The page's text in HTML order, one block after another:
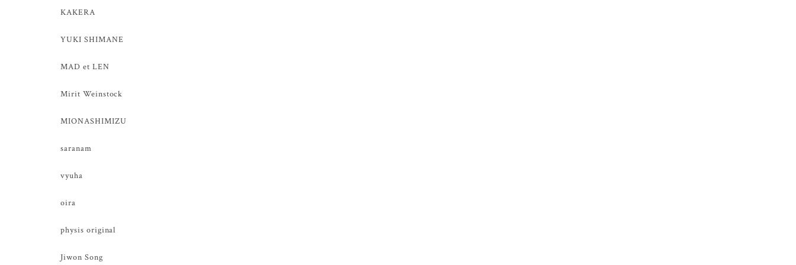
KAKERA
YUKI SHIMANE
MAD et LEN
Mirit Weinstock
MIONASHIMIZU
saranam
vyuha
oira
physis original
Jiwon Song